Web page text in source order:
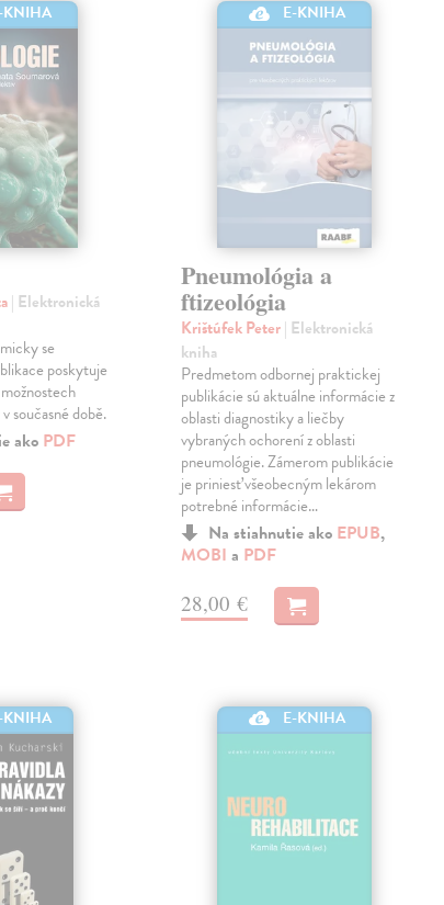
KNIHA
| Elektronická
se
poskytuje
současné době.
ako PDF
E-KNIHA
Pneumológia a
ftizeológia
Krištúfek Peter| Elektronická
kniha
Predmetom odbornej praktickej
publikácie sú aktuálne informácie z
oblasti diagnostiky a liečby
vybraných ochorení z oblasti
pneumológie. Zámerom publikácie
je priniesť všeobecným lekárom
potrebné informácie…
Na stiahnutie ako EPUB,
MOBI a PDF
28,00 €
KNIHA E-KNIHA